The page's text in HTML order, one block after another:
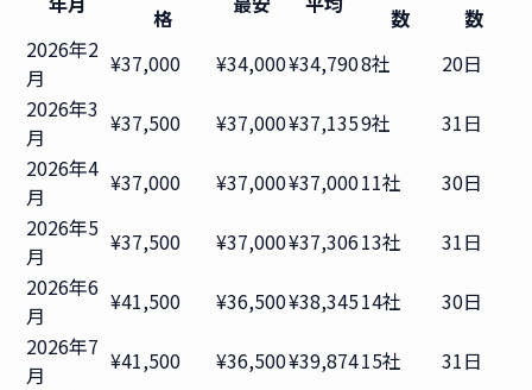
格
数
数
2026年2
月
¥37,000 ¥34,000¥34,7908社
20日
2026年3
月
¥37,500 ¥37,000¥37,1359社
31日
2026年4
月
¥37,000 ¥37,000¥37,00011社
30日
2026年5
月
¥37,500 ¥37,000¥37,30613社
31日
2026年6
月
¥41,500 ¥36,500¥38,34514社
30日
2026年7
月
¥41,500 ¥36,500¥39,87415社
31日